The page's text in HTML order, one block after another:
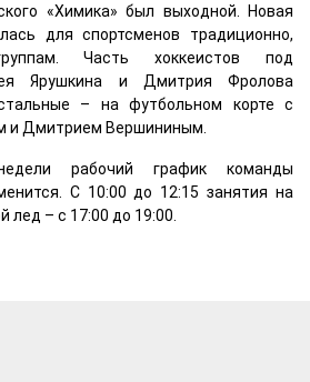
«Химика» был выходной. Новая
для спортсменов традиционно,
Часть хоккеистов под
Ярушкина и Дмитрия Фролова
– на футбольном корте с
и Дмитрием Вершининым.
рабочий график команды
С 10:00 до 12:15 занятия на
лед – с 17:00 до 19:00.